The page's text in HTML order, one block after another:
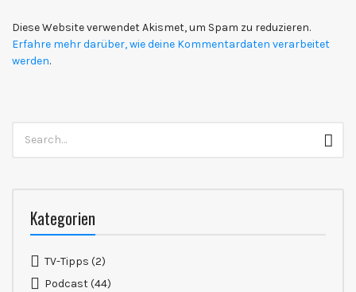
Diese Website verwendet Akismet, um Spam zu reduzieren.
Erfahre mehr darüber, wie deine Kommentardaten verarbeitet
werden.
for:
Kategorien
TV-Tipps (2)
Podcast(44)